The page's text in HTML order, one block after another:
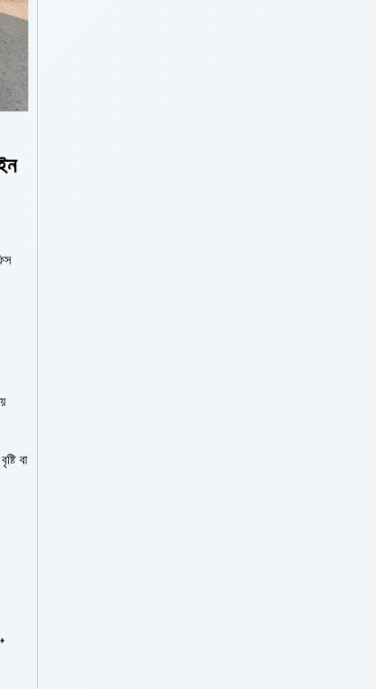
বা